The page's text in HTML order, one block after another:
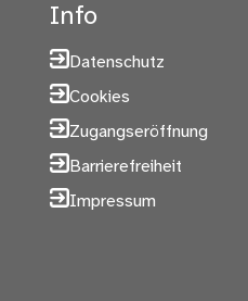
Info
Datenschutz
Cookies
Zugangseröffnung
Barrierefreiheit
Impressum